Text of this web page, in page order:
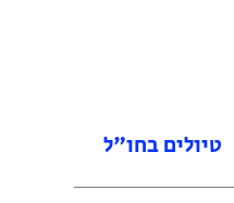
טיולים בחו"ל